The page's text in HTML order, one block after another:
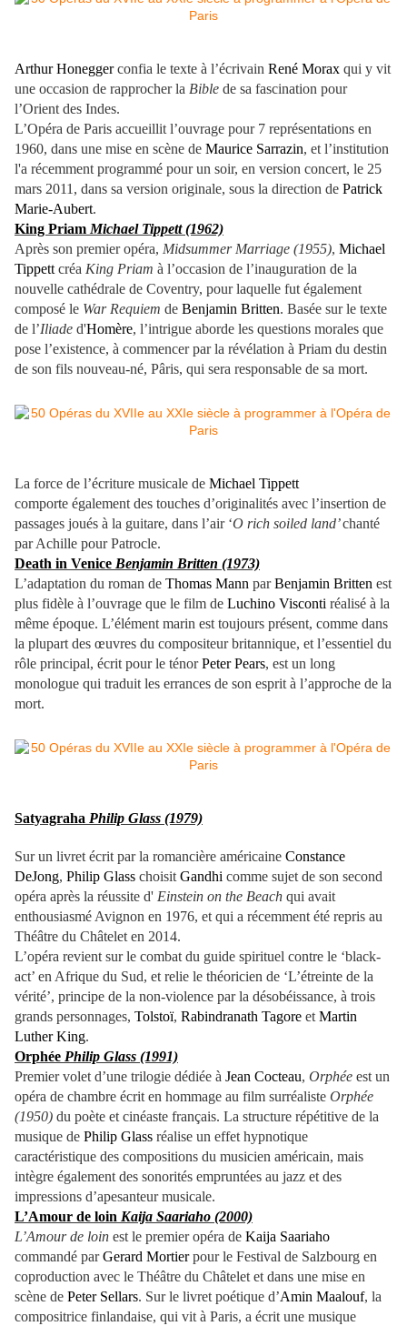
Arthur Honeggerconfia le texte à l’écrivain René Morax qui y vit
une occasion de rapprocher la Bible de sa fascination pour
l’Orient des Indes.
L’Opéra de Paris accueillit l’ouvrage pour 7 représentations en
1960, dans une mise en scène de Maurice Sarrazin, et l’institution
l'a récemment programmé pour un soir, en version concert, le 25
mars 2011, dans sa version originale, sous la direction de Patrick
Marie-Aubert.
King Priam Michael Tippett (1962)
Après son premier opéra, Midsummer Marriage (1955), Michael
Tippett créa King Priam à l’occasion de l’inauguration de la
nouvelle cathédrale de Coventry, pour laquelle fut également
composé le War Requiem de Benjamin Britten. Basée sur le texte
de l’Iliade d'Homère, l’intrigue aborde les questions morales que
pose l’existence, à commencer par la révélation à Priam du destin
de son fils nouveau-né, Pâris, qui sera responsable de sa mort.
La force de l’écriture musicale de Michael Tippett
comporte également des touches d’originalités avec l’insertion de
passages joués à la guitare, dans l’air ‘O rich soiled land’chanté
par Achille pour Patrocle.
Death in Venice Benjamin Britten (1973)
L’adaptation du roman de Thomas Mann parBenjamin Britten est
plus fidèle à l’ouvrage que le film de Luchino Visconti réalisé à la
même époque. L’élément marin est toujours présent, comme dans
la plupart des œuvres du compositeur britannique, et l’essentiel du
rôle principal, écrit pour le ténorPeter Pears, est un long
monologue qui traduit les errances de son esprit à l’approche de la
mort.
Satyagraha Philip Glass (1979)
Sur un livret écrit par la romancière américaine Constance
DeJong, Philip Glass choisit Gandhi comme sujet de son second
opéra après la réussite d' Einstein on the Beach qui avait
enthousiasmé Avignon en 1976, et qui a récemment été repris au
Théâtre du Châtelet en 2014.
L’opéra revient sur le combat du guide spirituel contre le ‘black-
act’ en Afrique du Sud, et relie le théoricien de ‘L’étreinte de la
vérité’, principe de la non-violence par la désobéissance, à trois
grands personnages, Tolstoï, Rabindranath Tagore et Martin
Luther King.
Orphée Philip Glass (1991)
Premier volet d’une trilogie dédiée à Jean Cocteau, Orphée est un
opéra de chambre écrit en hommage au film surréaliste Orphée
(1950) du poète et cinéaste français. La structure répétitive de la
musique de Philip Glass réalise un effet hypnotique
caractéristique des compositions du musicien américain, mais
intègre également des sonorités empruntées au jazz et des
impressions d’apesanteur musicale.
L’Amour de loin Kaija Saariaho (2000)
L’Amour de loin est le premier opéra de Kaija Saariaho
commandé parGerard Mortierpour le Festival de Salzbourg en
coproduction avec le Théâtre du Châtelet et dans une mise en
scène de Peter Sellars. Sur le livret poétique d’Amin Maalouf, la
compositrice finlandaise, qui vit à Paris, a écrit une musique